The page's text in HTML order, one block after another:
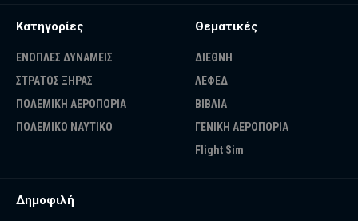
Κατηγορίες
ΕΝΟΠΛΕΣ ΔΥΝΑΜΕΙΣ
ΣΤΡΑΤΟΣ ΞΗΡΑΣ
ΠΟΛΕΜΙΚΗ ΑΕΡΟΠΟΡΙΑ
ΠΟΛΕΜΙΚΟ ΝΑΥΤΙΚΟ
Θεματικές
ΔΙΕΘΝΗ
ΛΕΦΕΔ
ΒΙΒΛΙΑ
ΓΕΝΙΚΗ ΑΕΡΟΠΟΡΙΑ
Flight Sim
Δημοφιλή